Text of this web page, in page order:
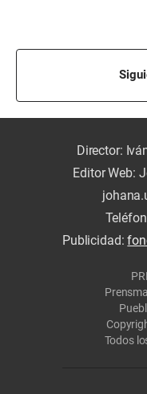
Director:
Editor Web:
Publicidad:
Todos